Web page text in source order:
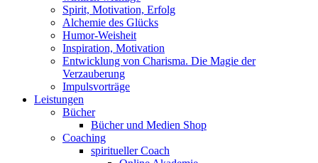
Spirit, Motivation, Erfolg
Alchemie des Glücks
Humor-Weisheit
Inspiration, Motivation
Entwicklung von Charisma. Die Magie der
Verzauberung
Impulsvorträge
Leistungen
Bücher
Bücher und Medien Shop
Coaching
spiritueller Coach